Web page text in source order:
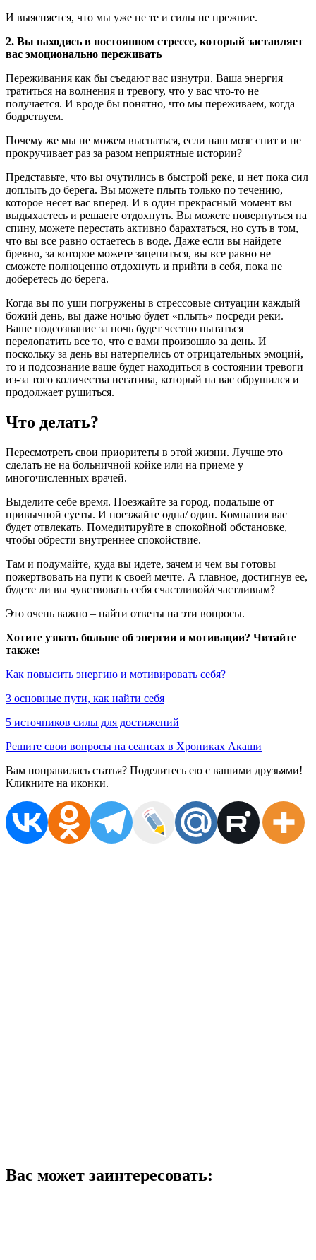
И выясняется, что мы уже не те и силы не прежние.
2. Вы находись в постоянном стрессе, который заставляет
вас эмоционально переживать
Переживания как бы съедают вас изнутри. Ваша энергия
тратиться на волнения и тревогу, что у вас что-то не
получается. И вроде бы понятно, что мы переживаем, когда
бодрствуем.
Почему же мы не можем выспаться, если наш мозг спит и не
прокручивает раз за разом неприятные истории?
Представьте, что вы очутились в быстрой реке, и нет пока сил
доплыть до берега. Вы можете плыть только по течению,
которое несет вас вперед. И в один прекрасный момент вы
выдыхаетесь и решаете отдохнуть. Вы можете повернуться на
спину, можете перестать активно барахтаться, но суть в том,
что вы все равно остаетесь в воде. Даже если вы найдете
бревно, за которое можете зацепиться, вы все равно не
сможете полноценно отдохнуть и прийти в себя, пока не
доберетесь до берега.
Когда вы по уши погружены в стрессовые ситуации каждый
божий день, вы даже ночью будет «плыть» посреди реки.
Ваше подсознание за ночь будет честно пытаться
перелопатить все то, что с вами произошло за день. И
поскольку за день вы натерпелись от отрицательных эмоций,
то и подсознание ваше будет находиться в состоянии тревоги
из-за того количества негатива, который на вас обрушился и
продолжает рушиться.
Что делать?
Пересмотреть свои приоритеты в этой жизни. Лучше это
сделать не на больничной койке или на приеме у
многочисленных врачей.
Выделите себе время. Поезжайте за город, подальше от
привычной суеты. И поезжайте одна/ один. Компания вас
будет отвлекать. Помедитируйте в спокойной обстановке,
чтобы обрести внутреннее спокойствие.
Там и подумайте, куда вы идете, зачем и чем вы готовы
пожертвовать на пути к своей мечте. А главное, достигнув ее,
будете ли вы чувствовать себя счастливой/счастливым?
Это очень важно – найти ответы на эти вопросы.
Хотите узнать больше об энергии и мотивации? Читайте
также:
Как повысить энергию и мотивировать себя?
3 основные пути, как найти себя
5 источников силы для достижений
Решите свои вопросы на сеансах в Хрониках Акаши
Вам понравилась статья? Поделитесь ею с вашими друзьями!
Кликните на иконки.
Вас может заинтересовать: